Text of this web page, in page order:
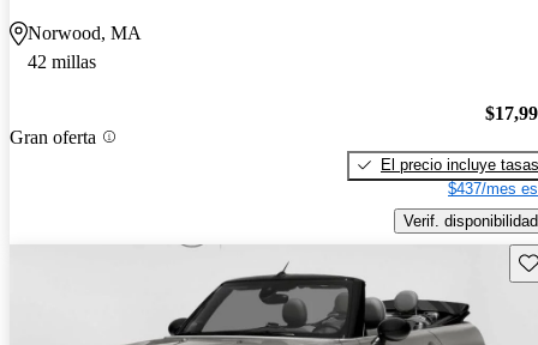
Norwood, MA
42 millas
Gran oferta
El precio incluye tasas
$437/mes
Verif. disponibilidad